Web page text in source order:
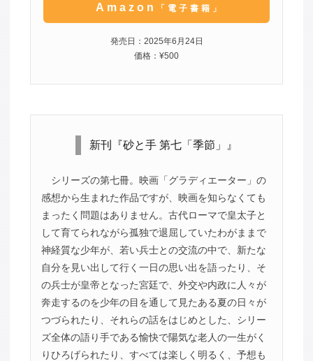
Amazon 「電子書籍」
発売日：2025年6月24日
価格：¥500
新刊『砂と手 第七「季節」』
シリーズの第七冊。映画「グラディエーター」の
感想から生まれた作品ですが、映画を知らなくても
まったく問題はありません。古代ローマで皇太子と
して育てられながら孤独で退屈していたわがままで
神経質な少年が、若い兵士との交流の中で、新たな
自分を見い出して行く一日の思い出を語ったり、そ
の兵士が皇帝となった宮廷で、外交や内政に人々が
奔走するのを少年の目を通して見たある夏の日々が
つづられたり、それらの話をはじめとした、シリー
ズ全体の語り手である愉快で陽気な老人の一生がく
りひろげられたり、すべては楽しく明るく、予想も